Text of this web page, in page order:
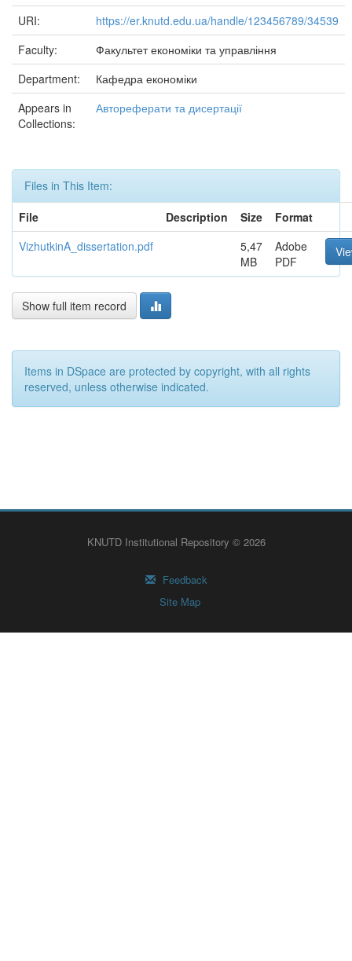
URI:
https://er.knutd.edu.ua/handle/123456789/34539
Faculty:
Факультет економіки та управління
Department:
Кафедра економіки
Appears in
Collections:
Автореферати та дисертації
Files in This Item:
File
Description Size
Format
VizhutkinA_dissertation.pdf
5,47
MB
Adobe
PDF
Show full item record
Items in DSpace are protected by copyright, with all rights
reserved, unless otherwise indicated.
KNUTD Institutional Repository © 2026
Feedback
Site Map